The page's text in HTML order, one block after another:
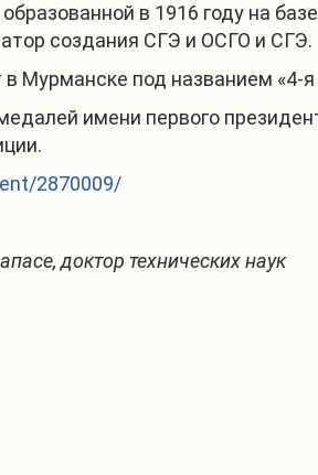
в 1916 году на
создания СГЭ и ОСГО и СГЭ.
Мурманске под названием «4-
имени первого
2870009/
доктор технических наук